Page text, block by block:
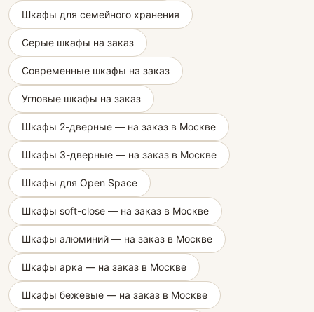
Шкафы для семейного хранения
Серые шкафы на заказ
Современные шкафы на заказ
Угловые шкафы на заказ
Шкафы 2-дверные — на заказ в Москве
Шкафы 3-дверные — на заказ в Москве
Шкафы для Open Space
Шкафы soft-close — на заказ в Москве
Шкафы алюминий — на заказ в Москве
Шкафы арка — на заказ в Москве
Шкафы бежевые — на заказ в Москве